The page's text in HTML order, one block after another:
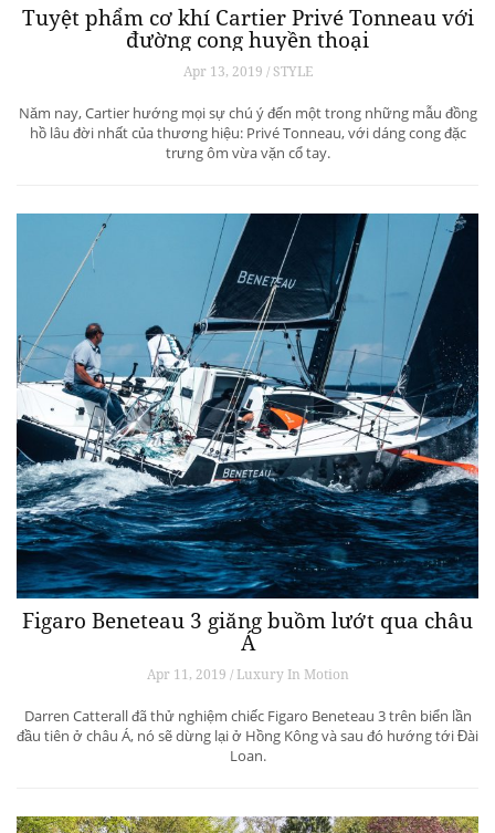
Tuyệt phẩm cơ khí Cartier Privé Tonneau với
đường cong huyền thoại
Apr 13, 2019 / STYLE
Năm nay, Cartier hướng mọi sự chú ý đến một trong những mẫu đồng
hồ lâu đời nhất của thương hiệu: Privé Tonneau, với dáng cong đặc
trưng ôm vừa vặn cổ tay.
Figaro Beneteau 3 giăng buồm lướt qua châu
Á
Apr 11, 2019 / Luxury In Motion
Darren Catterall đã thử nghiệm chiếc Figaro Beneteau 3 trên biển lần
đầu tiên ở châu Á, nó sẽ dừng lại ở Hồng Kông và sau đó hướng tới Đài
Loan.